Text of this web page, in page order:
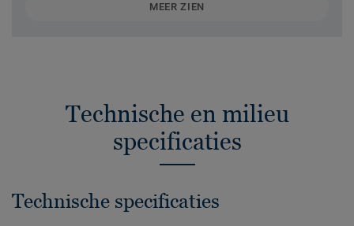
MEER ZIEN
Technische en milieu
specificaties
Technische specificaties